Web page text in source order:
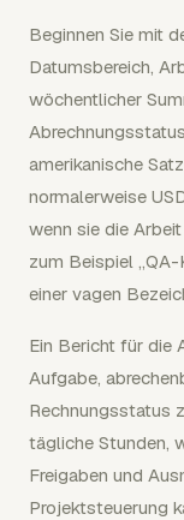
Beginnen Sie mit
Datumsbereich,
wöchentlicher
amerikanische
normalerweise
wenn sie die
zum Beispiel
einer vagen
Ein Bericht für die
Aufgabe,
Rechnungsstatus
tägliche Stunden,
Freigaben und
Projektsteuerung